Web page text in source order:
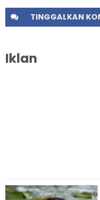
TINGGALKAN
Iklan